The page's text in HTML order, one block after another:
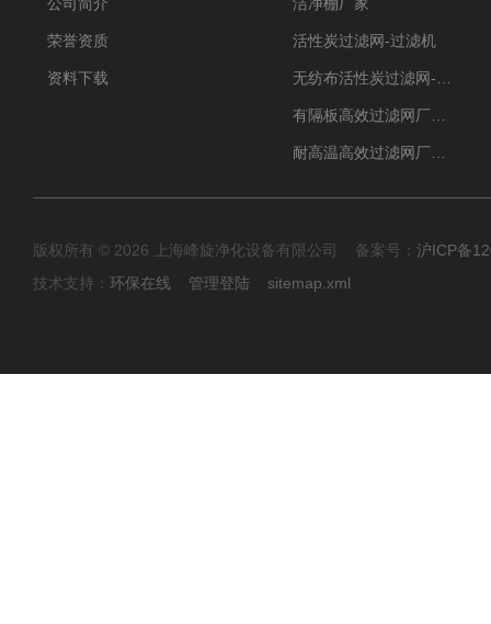
荣誉资质
资料下载
活性炭过滤网-过滤机
版权所有 © 2026 上海峰旋净化设备有限公司 备案号： 沪ICP备
技术支持： 环保在线 管理登陆 sitemap.xml